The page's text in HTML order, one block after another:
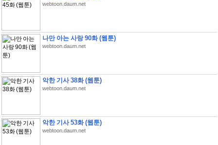
webtoon.daum.net
나만 아는 사랑 90화 (웹툰)
webtoon.daum.net
악한 기사 38화 (웹툰)
webtoon.daum.net
악한 기사 53화 (웹툰)
webtoon.daum.net